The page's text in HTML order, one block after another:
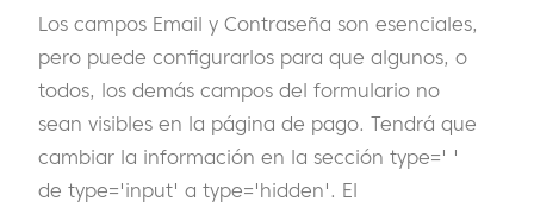
Los campos Email y Contraseña son esenciales,
pero puede configurarlos para que algunos, o
todos, los demás campos del formulario no
sean visibles en la página de pago. Tendrá que
cambiar la información en la sección type=' '
de type='input' a type='hidden'. El